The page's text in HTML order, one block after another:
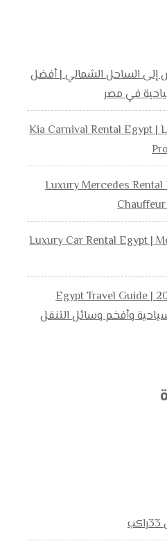
إلى الساحل الشمالي | أفضل
في مصر
Kia Carnival Rental Egypt |
Luxury Mercedes
Luxury Car Rental Egypt |
دليل السفر إلى مصر 2026 | Egypt Travel Guide
وأفخم وسائل التنقل